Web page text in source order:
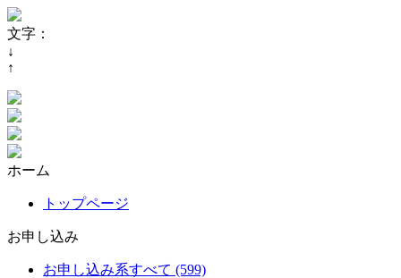
文字：
↓
↑
ホーム
トップページ
お申し込み
お申し込み系すべて (599)